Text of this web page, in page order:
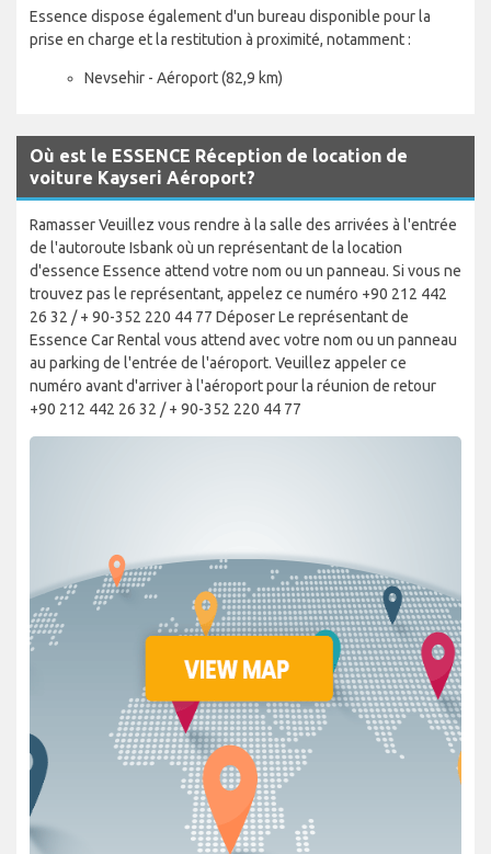
Essence dispose également d'un bureau disponible pour la
prise en charge et la restitution à proximité, notamment :
Nevsehir - Aéroport (82,9 km)
Où est le ESSENCE Réception de location de
voiture Kayseri Aéroport?
Ramasser Veuillez vous rendre à la salle des arrivées à l'entrée
de l'autoroute Isbank où un représentant de la location
d'essence Essence attend votre nom ou un panneau. Si vous ne
trouvez pas le représentant, appelez ce numéro +90 212 442
26 32 / + 90-352 220 44 77 Déposer Le représentant de
Essence Car Rental vous attend avec votre nom ou un panneau
au parking de l'entrée de l'aéroport. Veuillez appeler ce
numéro avant d'arriver à l'aéroport pour la réunion de retour
+90 212 442 26 32 / + 90-352 220 44 77